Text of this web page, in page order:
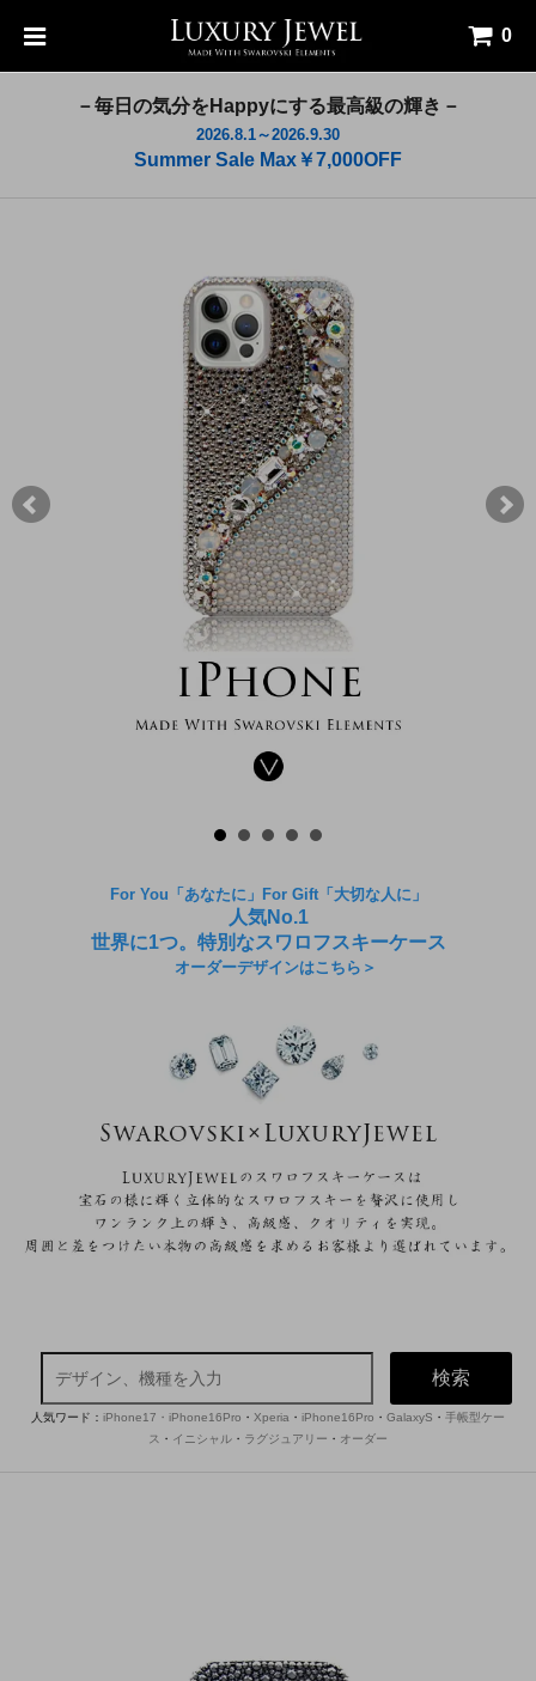
0
－毎日の気分をHappyにする最高級の輝き－
2026.8.1～2026.9.30
Summer Sale Max￥7,000OFF
For You「あなたに」For Gift「大切な人に」
人気No.1
世界に1つ。特別なスワロフスキーケース
オーダーデザインはこちら＞
検索
人気ワード： iPhone17・iPhone16Pro ・ Xperia ・ iPhone16Pro ・ GalaxyS ・ 手帳型ケー
ス ・ イニシャル ・ ラグジュアリー ・ オーダー